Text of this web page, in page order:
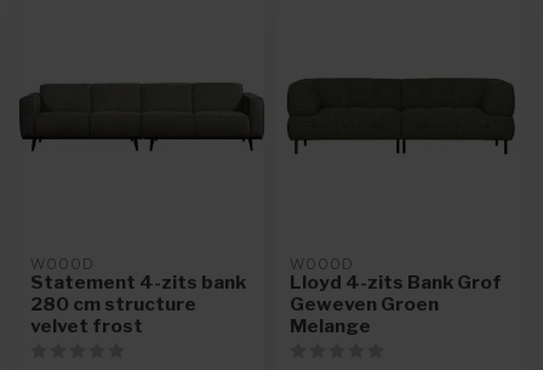
WOOOD
Statement 4-zits bank
280 cm structure
velvet frost
WOOOD
Lloyd 4-zits Bank Grof
Geweven Groen
Melange